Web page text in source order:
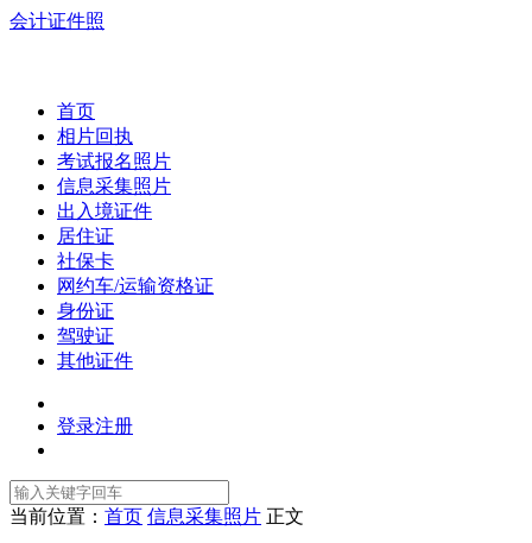
会计证件照
首页
相片回执
考试报名照片
信息采集照片
出入境证件
居住证
社保卡
网约车/运输资格证
身份证
驾驶证
其他证件
登录注册
当前位置： 首页 信息采集照片 正文